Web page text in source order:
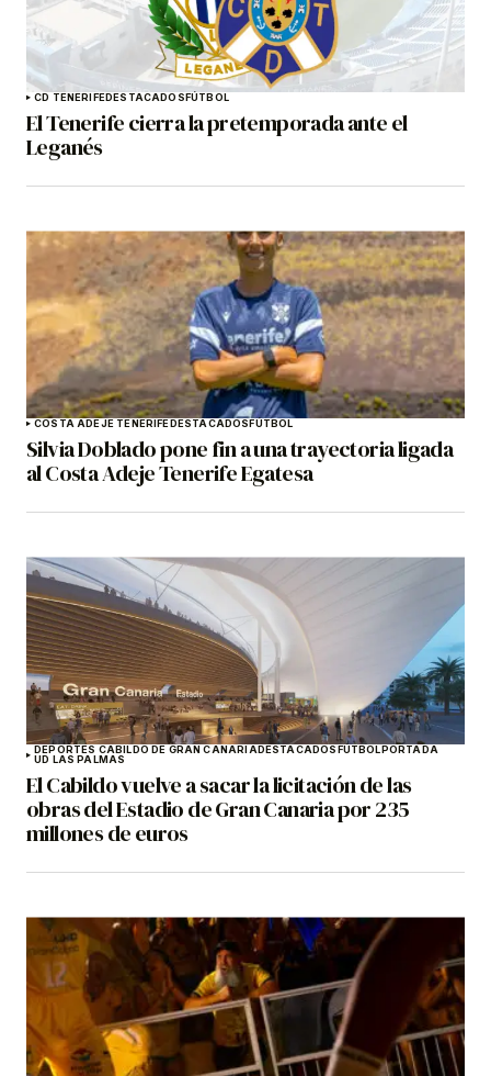
CD TENERIFEDESTACADOS FÚTBOL
El Tenerife cierra la pretemporada ante el
Leganés
COSTA ADEJE TENERIFE DESTACADOS FÚTBOL
Silvia Doblado pone fin a una trayectoria ligada
al Costa Adeje Tenerife Egatesa
DEPORTES CABILDO DE GRAN CANARIADESTACADOS FÚTBOL PORTADA
UD LAS PALMAS
El Cabildo vuelve a sacar la licitación de las
obras del Estadio de Gran Canaria por 235
millones de euros